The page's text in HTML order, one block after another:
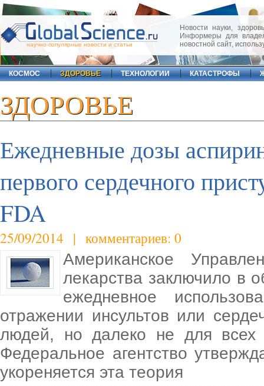
научно-популярные новости и статьи
Новости науки,
Информеры для
новостной сайт,
КОСМОС ЗДОРОВЬЕ ТЕХНОЛОГИИ КАТАСТРОФЫ
ЗДОРОВЬЕ
Ежедневные дозы
первого сердечного
FDA
25/09/2014 | комментариев: 0
Американское
лекарства заключило в
ежедневное
отражении инсультов или
людей, но далеко не для всех
Федеральное агентство
укореняется эта теория